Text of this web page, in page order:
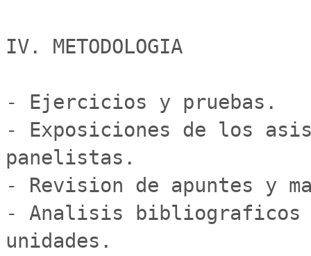
IV. METODOLOGIA
- Ejercicios y pruebas.
- Exposiciones de los
panelistas.
- Revision de apuntes y
- Analisis bibliograficos
unidades.